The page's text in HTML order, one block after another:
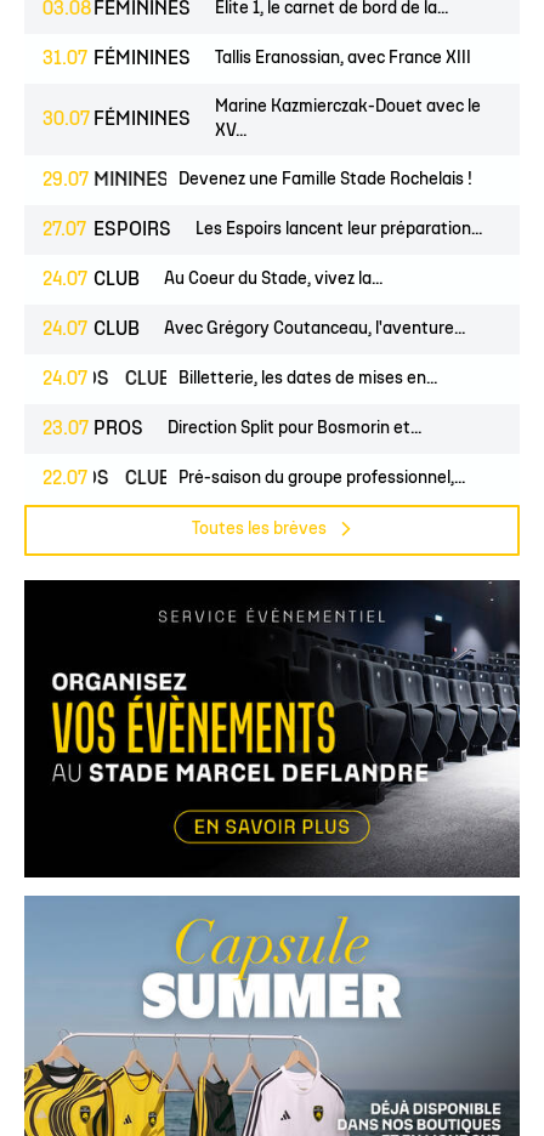
03.08 FÉMININES Élite 1, le carnet de bord de la...
31.07 FÉMININES Tallis Eranossian, avec France XIII
30.07 FÉMININES
Marine Kazmierczak-Douet avec le
XV...
29.07
FÉMININES CLUBDevenez une Famille Stade Rochelais !
27.07 ESPOIRS Les Espoirs lancent leur préparation...
24.07 CLUB Au Coeur du Stade, vivez la...
24.07 CLUB Avec Grégory Coutanceau, l'aventure...
24.07
PROS CLUB Billetterie, les dates de mises en...
23.07 PROS Direction Split pour Bosmorin et...
22.07
PROS CLUB Pré-saison du groupe professionnel,...
Toutes les brèves